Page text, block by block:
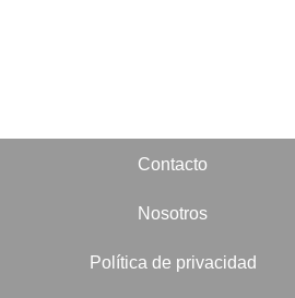
Contacto
Nosotros
Política de privacidad